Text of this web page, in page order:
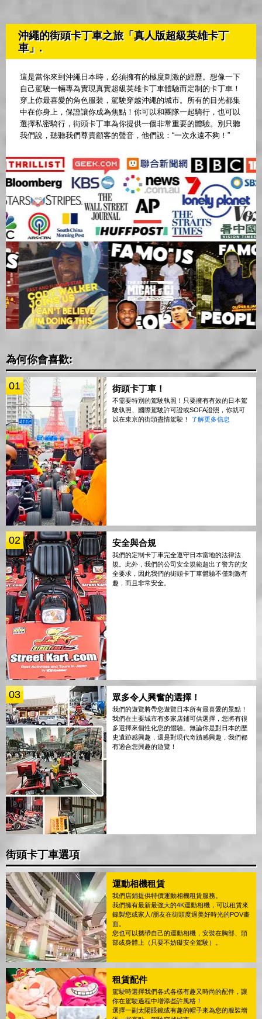
沖繩的街頭卡丁車之旅「真人版超級英雄卡丁
車」.
這是當你來到沖繩日本時，必須擁有的極度刺激的經歷。想像一下
自己駕駛一輛專為實現真實超級英雄卡丁車體驗而定制的卡丁車！
穿上你最喜愛的角色服裝，駕駛穿越沖繩的城市。所有的目光都集
中在你身上，保證讓你成為焦點！你可以和團隊一起騎行，也可以
選擇私密騎行，街頭卡丁車為你提供一個非常重要的體驗。別只聽
我們說，聽聽我們尊貴顧客的聲音，他們說：“一次永遠不夠！”
為何你會喜歡:
01 街頭卡丁車！
不需要特別的駕駛執照！只要擁有有效的日本駕
駛執照、國際駕駛許可證或SOFA證照，你就可
以在東京的街頭盡情駕駛！ 了解更多信息
02 安全與合規
我們的定制卡丁車完全遵守日本當地的法律法
規。此外，我們的公司安全規範超出了警方的安
全要求，因此我們的街頭卡丁車體驗不僅刺激有
趣，而且非常安全。
03 眾多令人興奮的選擇！
我們的遊覽將帶您遊覽日本所有最喜愛的景點！
我們在主要城市有多家店鋪可供選擇，您將有很
多選擇來個性化您的體驗。無論你是對日本的歷
史遺跡感興趣，還是對現代奇蹟感興趣，我們都
有適合您興趣的遊覽！
街頭卡丁車選項
運動相機租賃
我們店鋪提供特價運動相機租賃服務。
我們擁有最新最強大的4K運動相機，可以租賃來
錄製您或家人/朋友在街頭度過美好時光的POV畫
面。
您也可以攜帶自己的運動相機，安裝在胸部、頭
部或身體上（只要不妨礙安全駕駛）。
租賃配件
駕駛時選擇我們各式各樣有趣又時尚的配件，讓
你在駕駛過程中增添些許風格！
選擇一副太陽眼鏡或有趣的帽子來為您的服裝增